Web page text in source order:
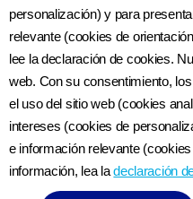
Únete a nosotros
Más de
personalización) y para
relevante (cookies de
lee la declaración de cookies.
web. Con su consentimiento,
el uso del sitio web (cookies
intereses (cookies de
e información relevante
información, lea ladeclaración